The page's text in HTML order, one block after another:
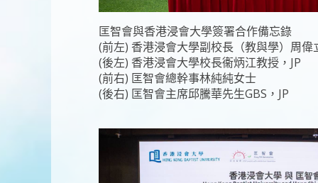
匡智會與香港浸會大學簽署合作備忘錄
(前左) 香港浸會大學副校長（教與學）周偉
(後左) 香港浸會大學校長衞炳江教授，JP
(前右) 匡智會總幹事林純純女士
(後右) 匡智會主席邱騰華先生GBS，JP